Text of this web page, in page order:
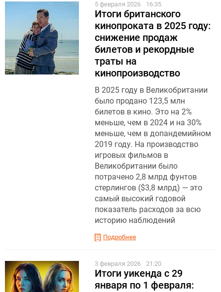
5 февраля 2026 16:35
Итоги британского
кинопроката в 2025 году:
снижение продаж
билетов и рекордные
траты на
кинопроизводство
В 2025 году в Великобритании
было продано 123,5 млн
билетов в кино. Это на 2%
меньше, чем в 2024 и на 30%
меньше, чем в допандемийном
2019 году. На производство
игровых фильмов в
Великобритании было
потрачено 2,8 млрд фунтов
стерлингов ($3,8 млрд) — это
самый высокий годовой
показатель расходов за всю
историю наблюдений
Подробнее
3 февраля 2026 21:20
Итоги уикенда с 29
января по 1 февраля: